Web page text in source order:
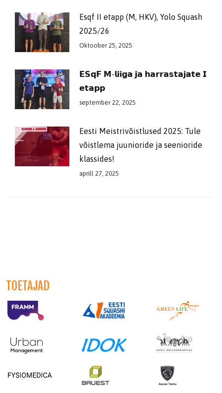
Esqf II etapp (M, HKV), Yolo Squash
2025/26
Oktoober 25, 2025
𝗘𝗦𝗾𝗙 𝗠-𝗹𝗶𝗶𝗴𝗮 𝗷𝗮 𝗵𝗮𝗿𝗿𝗮𝘀𝘁𝗮𝗷𝗮𝘁𝗲 𝗜
𝗲𝘁𝗮𝗽𝗽
september 22, 2025
Eesti Meistrivõistlused 2025: Tule
võistlema juunioride ja seenioride
klassides!
aprill 27, 2025
TOETAJAD